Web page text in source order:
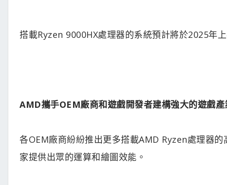
搭載Ryzen 9000HX處理器的系統預計將於2025年上
AMD攜手OEM廠商和遊戲開發者建構強大的遊戲產
各OEM廠商紛紛推出更多搭載AMD Ryzen處理器
家提供出眾的運算和繪圖效能。